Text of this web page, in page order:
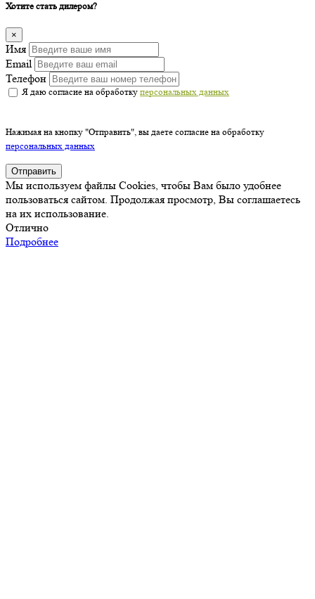
Хотите стать дилером?
×
Имя
Email
Телефон
Я даю согласие на обработку персональных данных
Нажимая на кнопку "Отправить", вы даете согласие на обработку
персональных данных
Отправить
Мы используем файлы Cookies, чтобы Вам было удобнее
пользоваться сайтом. Продолжая просмотр, Вы соглашаетесь
на их использование.
Отлично
Подробнее